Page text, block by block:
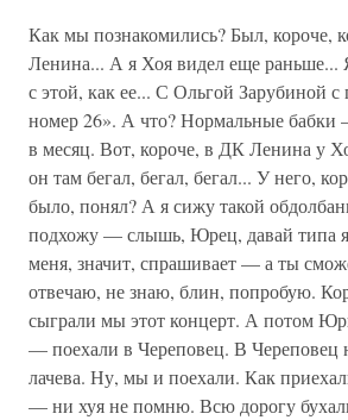
Как мы познакомились? Был, короче,
Ленина... А я Хоя видел еще раньше...
с этой, как ее... С Ольгой Зарубиной
номер 26». А что? Нормальные бабки
в месяц. Вот, короче, в ДК Ленина у
он там бегал, бегал, бегал... У него,
было, понял? А я сижу такой
подхожу — слышь, Юрец, давай типа
меня, значит, спрашивает — а ты
отвечаю, не знаю, блин, попробую.
сыграли мы этот концерт. А потом
— поехали в Череповец. В Череповец
лачева. Ну, мы и поехали. Как
— ни хуя не помню. Всю дорогу